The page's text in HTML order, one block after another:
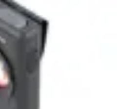
et Technologie